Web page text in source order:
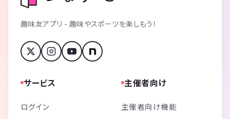
趣味友アプリ - 趣味やスポーツを楽しもう！
サービス
ログイン
主催者向け
主催者向け機能